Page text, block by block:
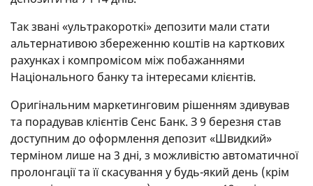
Так звані «ультракороткі» депозити мали стати
альтернативою збереженню коштів на карткових
рахунках і компромісом між побажаннями
Національного банку та інтересами клієнтів.
Оригінальним маркетинговим рішенням здивував
та порадував клієнтів Сенс Банк. З 9 березня став
доступним до оформлення депозит «Швидкий»
терміном лише на 3 дні, з можливістю автоматичної
пролонгації та її скасування у будь-який день (крім